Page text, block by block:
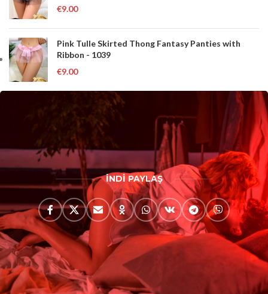
€9.00
Pink Tulle Skirted Thong Fantasy Panties with
Ribbon - 1039
€9.00
İNDİ PAYLAŞ